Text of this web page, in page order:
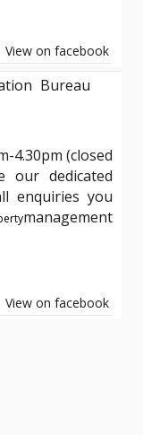
View on facebook
Bureau
4.30pm (closed
our dedicated
enquiries you
management
View on facebook